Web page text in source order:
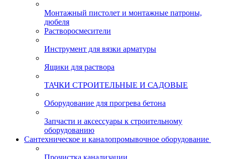
Монтажный пистолет и монтажные патроны,
дюбеля
Растворосмесители
Инструмент для вязки арматуры
Ящики для раствора
ТАЧКИ СТРОИТЕЛЬНЫЕ И САДОВЫЕ
Оборудование для прогрева бетона
Запчасти и аксессуары к строительному
оборудованию
Сантехническое и каналопромывочное оборудование
Прочистка канализации